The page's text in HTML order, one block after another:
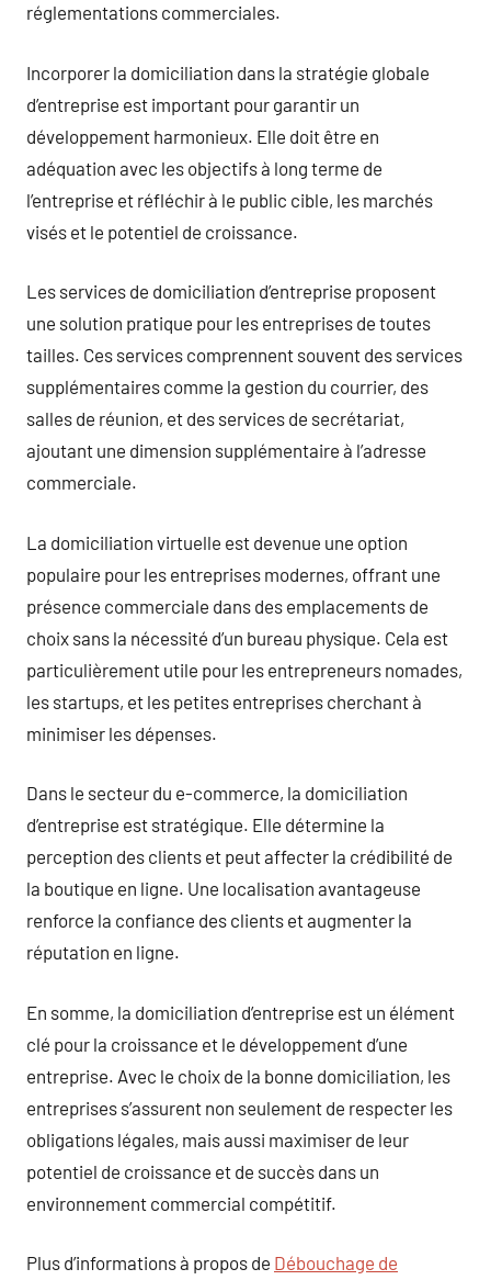
réglementations commerciales.
Incorporer la domiciliation dans la stratégie globale
d’entreprise est important pour garantir un
développement harmonieux. Elle doit être en
adéquation avec les objectifs à long terme de
l’entreprise et réfléchir à le public cible, les marchés
visés et le potentiel de croissance.
Les services de domiciliation d’entreprise proposent
une solution pratique pour les entreprises de toutes
tailles. Ces services comprennent souvent des services
supplémentaires comme la gestion du courrier, des
salles de réunion, et des services de secrétariat,
ajoutant une dimension supplémentaire à l’adresse
commerciale.
La domiciliation virtuelle est devenue une option
populaire pour les entreprises modernes, offrant une
présence commerciale dans des emplacements de
choix sans la nécessité d’un bureau physique. Cela est
particulièrement utile pour les entrepreneurs nomades,
les startups, et les petites entreprises cherchant à
minimiser les dépenses.
Dans le secteur du e-commerce, la domiciliation
d’entreprise est stratégique. Elle détermine la
perception des clients et peut affecter la crédibilité de
la boutique en ligne. Une localisation avantageuse
renforce la confiance des clients et augmenter la
réputation en ligne.
En somme, la domiciliation d’entreprise est un élément
clé pour la croissance et le développement d’une
entreprise. Avec le choix de la bonne domiciliation, les
entreprises s’assurent non seulement de respecter les
obligations légales, mais aussi maximiser de leur
potentiel de croissance et de succès dans un
environnement commercial compétitif.
Plus d’informations à propos de Débouchage de